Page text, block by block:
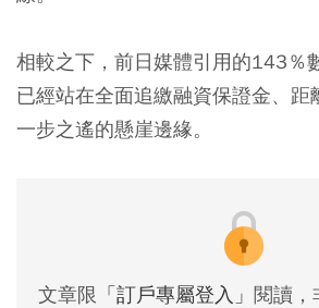
相較之下，前日媒體引用的143％
已經站在全面追繳融資保證金、距
一步之遙的懸崖邊緣。
文章限 「訂戶專屬登入」 閱讀，